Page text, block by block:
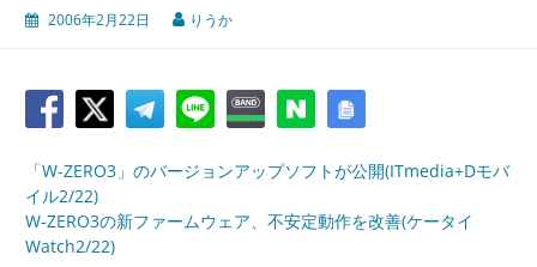
2006年2月22日 りうか
「W-ZERO3」のバージョンアップソフトが公開(ITmedia+Dモバ
イル2/22)
W-ZERO3の新ファームウェア、不安定動作を改善(ケータイ
Watch2/22)